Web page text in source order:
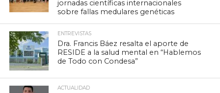
jornadas científicas internacionales
sobre fallas medulares genéticas
ENTREVISTAS
Dra. Francis Báez resalta el aporte de
RESIDE a la salud mental en “Hablemos
de Todo con Condesa”
ACTUALIDAD